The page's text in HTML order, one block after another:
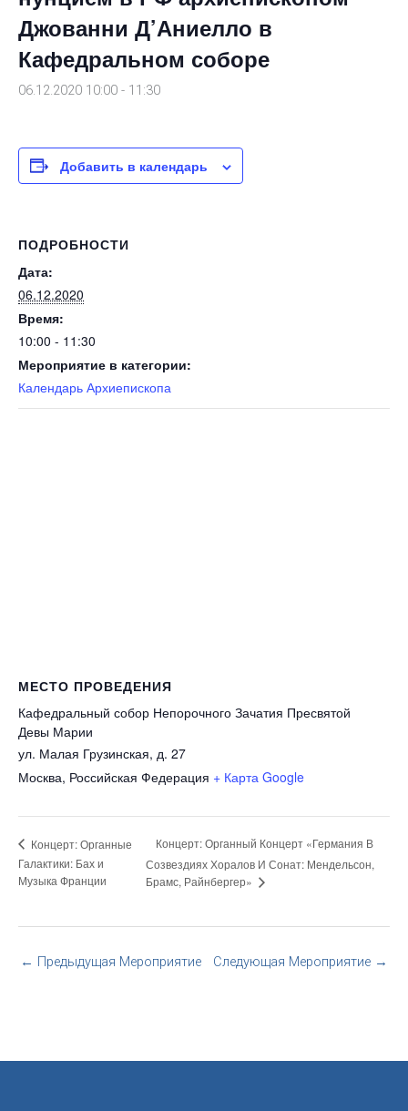
Джованни Д’Аниелло в
Кафедральном соборе
06.12.2020 10:00 - 11:30
Добавить в календарь
ПОДРОБНОСТИ
Дата:
06.12.2020
Время:
10:00 - 11:30
Мероприятие в категории:
Календарь Архиепископа
МЕСТО ПРОВЕДЕНИЯ
Кафедральный собор Непорочного Зачатия Пресвятой
Девы Марии
ул. Малая Грузинская, д. 27
Москва, Российская Федерация + Карта Google
Концерт: Органные
Галактики: Бах и
Музыка Франции
Концерт: Органный Концерт «Германия В
Созвездиях Хоралов И Сонат: Мендельсон,
Брамс, Райнбергер»
← Предыдущая Мероприятие Следующая Мероприятие →